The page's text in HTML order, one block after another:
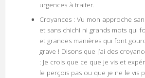
urgences à traiter.
Croyances : Vu mon approche
et sans chichi ni grands mots qui
et grandes manières qui font
grave ! Disons que j’ai des
: Je crois que ce que je vis et
le perçois pas ou que je ne le vis